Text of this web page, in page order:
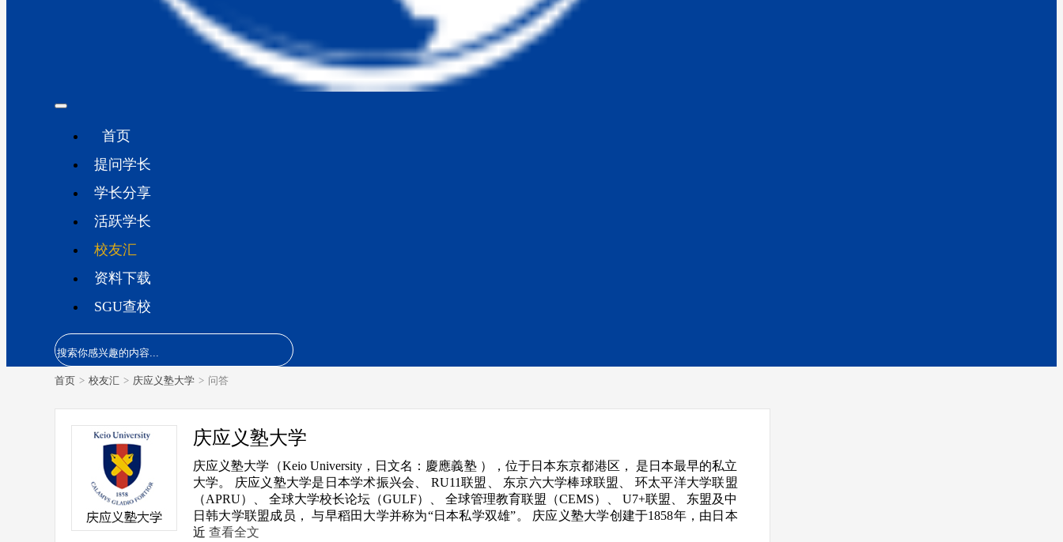
首页
提问学长
学长分享
活跃学长
校友汇
资料下载
SGU查校
首页 > 校友汇 > 庆应义塾大学 > 问答
庆应义塾大学
庆应义塾大学（Keio University，日文名：慶應義塾 ），位于日本东京都港区， 是日本最早的私立
大学。 庆应义塾大学是日本学术振兴会、 RU11联盟、 东京六大学棒球联盟、 环太平洋大学联盟
（APRU）、 全球大学校长论坛（GULF）、 全球管理教育联盟（CEMS）、 U7+联盟、 东盟及中
日韩大学联盟成员， 与早稻田大学并称为“日本私学双雄”。 庆应义塾大学创建于1858年，由日本
近 查看全文